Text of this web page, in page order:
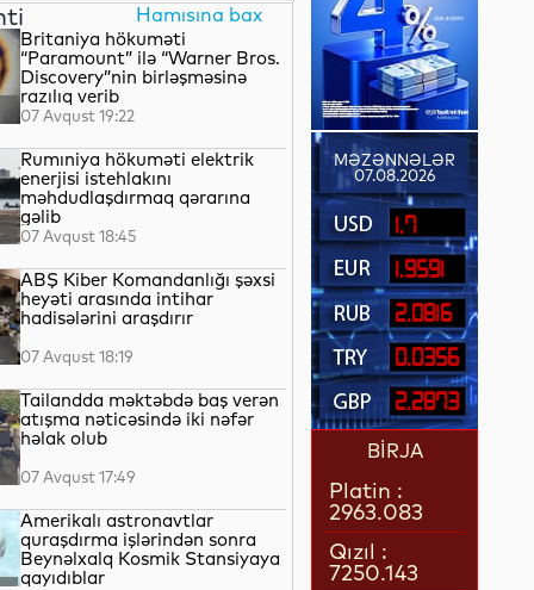
Hamısına bax
Britaniya hökuməti
“Paramount” ilə “Warner Bros.
Discovery”nin birləşməsinə
razılıq verib
07 Avqust 19:22
Rumıniya hökuməti elektrik
enerjisi istehlakını
məhdudlaşdırmaq qərarına
gəlib
07 Avqust 18:45
ABŞ Kiber Komandanlığı şəxsi
heyəti arasında intihar
hadisələrini araşdırır
07 Avqust 18:19
Tailandda məktəbdə baş verən
atışma nəticəsində iki nəfər
həlak olub
07 Avqust 17:49
Amerikalı astronavtlar
quraşdırma işlərindən sonra
Beynəlxalq Kosmik Stansiyaya
qayıdıblar
MƏZƏNNƏLƏR
07.08.2026
1.7
1.9591
2.0816
0.0356
2.2873
BİRJA
Platin :
2963.083
Qızıl :
7250.143